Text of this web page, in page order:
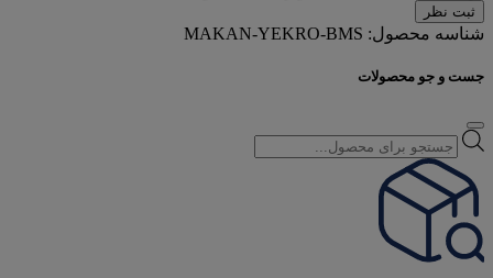
ثبت نظر
شناسه محصول: MAKAN-YEKRO-BMS
جست و جو محصولات
Products
search